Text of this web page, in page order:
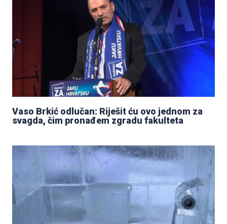
Vaso Brkić odlučan: Riješit ću ovo jednom za
svagda, čim pronađem zgradu fakulteta